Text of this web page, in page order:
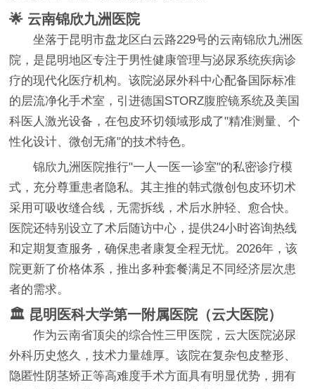
🌟 云南锦欣九洲医院
坐落于昆明市盘龙区白云路229号的云南锦欣九洲医
院，是昆明地区专注于男性健康管理与泌尿系统疾病诊
疗的现代化医疗机构。该院泌尿外科中心配备国际标准
的层流净化手术室，引进德国STORZ腹腔镜系统及美国
科医人激光设备，在包皮环切领域形成了"精准测量、个
性化设计、微创无痛"的技术特色。
锦欣九洲医院推行"一人一医一诊室"的私密诊疗模
式，充分尊重患者隐私。其主推的韩式微创包皮环切术
采用可吸收缝合线，无需拆线，术后水肿轻、愈合快。
医院还特别设立了术后随访中心，提供24小时咨询热线
和定期复查服务，确保患者康复全程无忧。2026年，该
院更新了价格体系，推出多种套餐满足不同经济层次患
者的需求。
🏛️ 昆明医科大学第一附属医院（云大医院）
作为云南省顶尖的综合性三甲医院，云大医院泌尿
外科历史悠久，技术力量雄厚。该院在复杂包皮整形、
隐匿性阴茎矫正等高难度手术方面具有明显优势，拥有